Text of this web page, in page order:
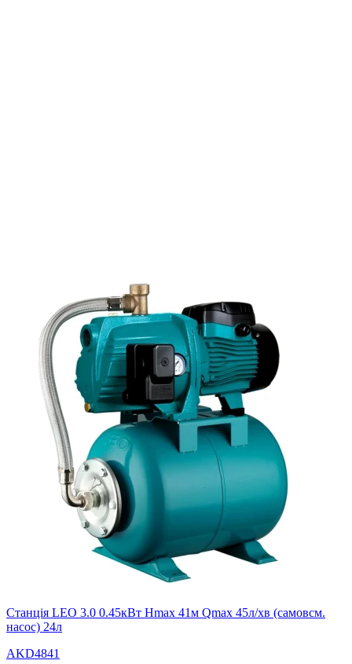
Станція LEO 3.0 0.45кВт Hmax 41м Qmax 45л/хв (самовсм.
насос) 24л
AKD4841